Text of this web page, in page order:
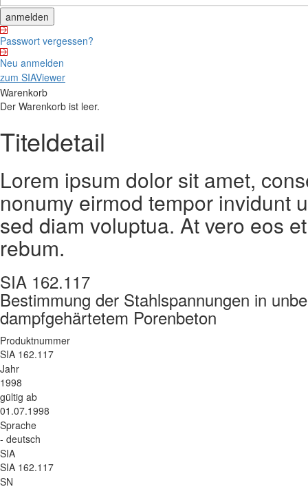
Passwort vergessen?
Neu anmelden
zum SIAViewer
Warenkorb
Der Warenkorb ist leer.
Titeldetail
Lorem ipsum dolor sit amet,
nonumy eirmod tempor invidunt
sed diam voluptua. At vero eos
rebum.
SIA 162.117
Bestimmung der Stahlspannungen in
dampfgehärtetem Porenbeton
Produktnummer
SIA 162.117
Jahr
1998
gültig ab
01.07.1998
Sprache
- deutsch
SIA
SIA 162.117
SN